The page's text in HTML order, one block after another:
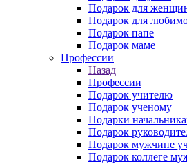
Подарок для
Подарок для
Подарок папе
Подарок маме
Профессии
Назад
Профессии
Подарок учителю
Подарок ученому
Подарки
Подарок
Подарок мужчине
Подарок коллеге